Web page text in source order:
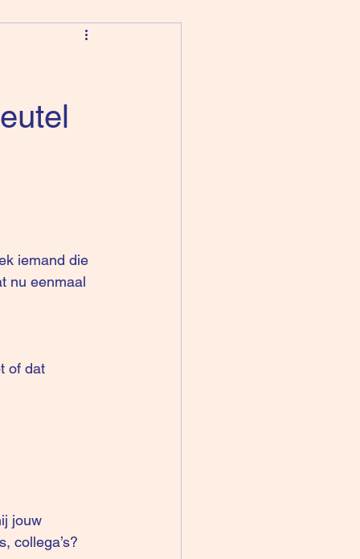
nu eenmaal
collega’s?